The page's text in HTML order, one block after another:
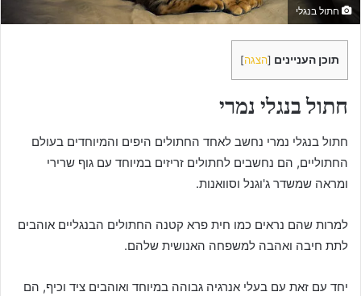
חתול בנגלי
תוכן העניינים [הצגה]
חתול בנגלי נמרי
חתול בנגלי נמרי נחשב לאחד החתולים היפים והמיוחדים בעולם
החתוליים, הם נחשבים לחתולים זריזים במיוחד עם גוף שרירי
ומראה שמשדר ג'וגנל וסוואנות.
למרות שהם נראים כמו חית פרא קטנה החתולים הבנגליים אוהבים
לתת חיבה ואהבה למשפחה האנושית שלהם.
יחד עם זאת עם בעלי אנרגיה גבוהה במיוחד ואוהבים ציד וכיף, הם